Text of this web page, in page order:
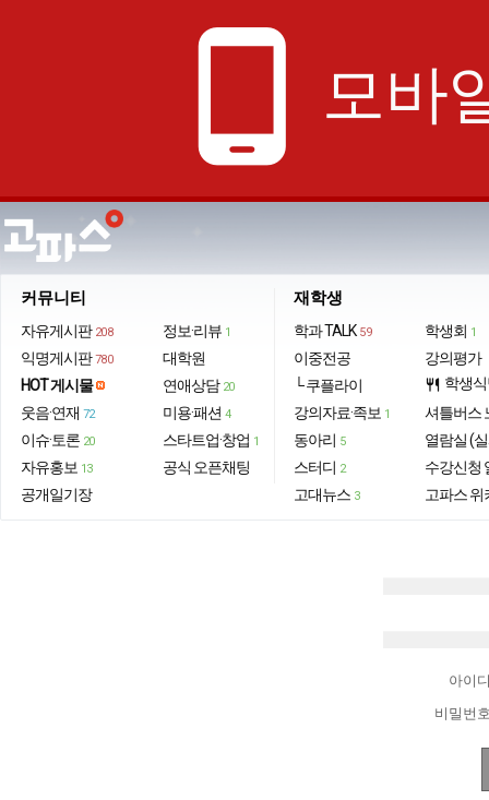
phone_android 모바
커뮤니티
자유게시판 208
익명게시판 780
HOT 게시물
웃음·연재 72
이슈·토론 20
자유홍보 13
공개일기장
정보·리뷰 1
대학원
연애상담 20
미용·패션 4
스타트업·창업 1
공식 오픈채팅
재학생
학과 TALK 59
이중전공
└ 쿠플라이
강의자료·족보 1
동아리 5
스터디 2
고대뉴스 3
학생회 1
강의평가
restaurant 학생
셔틀버스
열람실 (
수강신청
고파스 위
아이
비밀번